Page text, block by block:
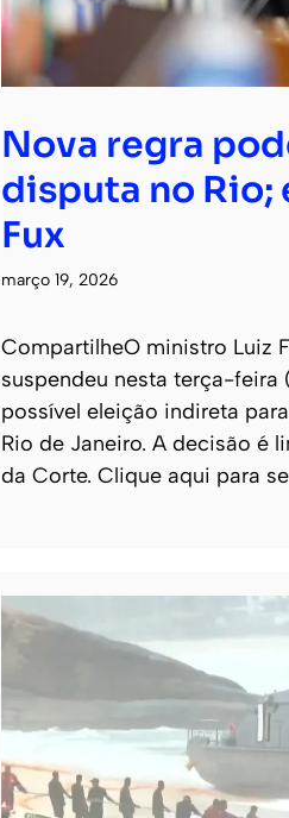
Nova regra
disputa no Rio;
Fux
março 19, 2026
CompartilheO ministro Luiz
suspendeu nesta terça-feira
possível eleição indireta
Rio de Janeiro. A decisão é
da Corte. Clique aqui para